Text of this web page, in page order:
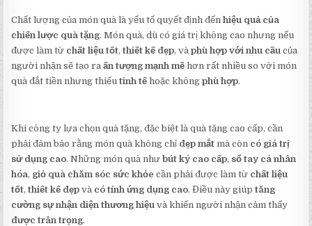
Chất lượng của món quà là yếu tố quyết định đếnhiệu quả của
chiến lược quà tặng. Món quà, dù có giá trị không cao nhưng nếu
được làm từ chất liệu tốt,thiết kế đẹp, vàphù hợp với nhu cầu của
người nhận sẽ tạo raấn tượng mạnh mẽ hơn rất nhiều so với món
quà đắt tiền nhưng thiếutinh tế hoặc khôngphù hợp.
Khi công ty lựa chọn quà tặng, đặc biệt là quà tặng cao cấp, cần
phải đảm bảo rằng món quà không chỉ đẹp mắt mà còn có giá trị
sử dụng cao. Những món quà nhưbút ký cao cấp, sổ tay cá nhân
hóa, giỏ quà chăm sóc sức khỏe cần phải được làm từ chất liệu
tốt,thiết kế đẹp và có tính ứng dụng cao. Điều này giúptăng
cường sự nhận diện thương hiệu và khiến người nhận cảm thấy
được trân trọng.